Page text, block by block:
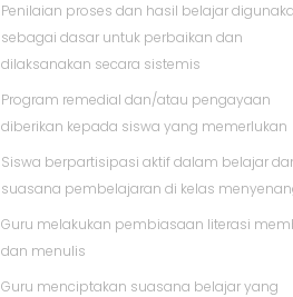
Penilaian proses dan hasil belajar
sebagai dasar untuk perbaikan dan
dilaksanakan secara sistemis
Program remedial dan/atau pengayaan
diberikan kepada siswa yang memerlukan
Siswa berpartisipasi aktif dalam belajar
suasana pembelajaran di kelas
Guru melakukan pembiasaan literasi
dan menulis
Guru menciptakan suasana belajar yang